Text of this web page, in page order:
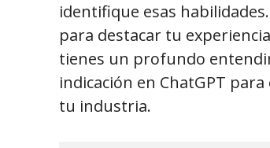
identifique esas
para destacar tu
tienes un profundo
indicación en ChatGPT
tu industria.